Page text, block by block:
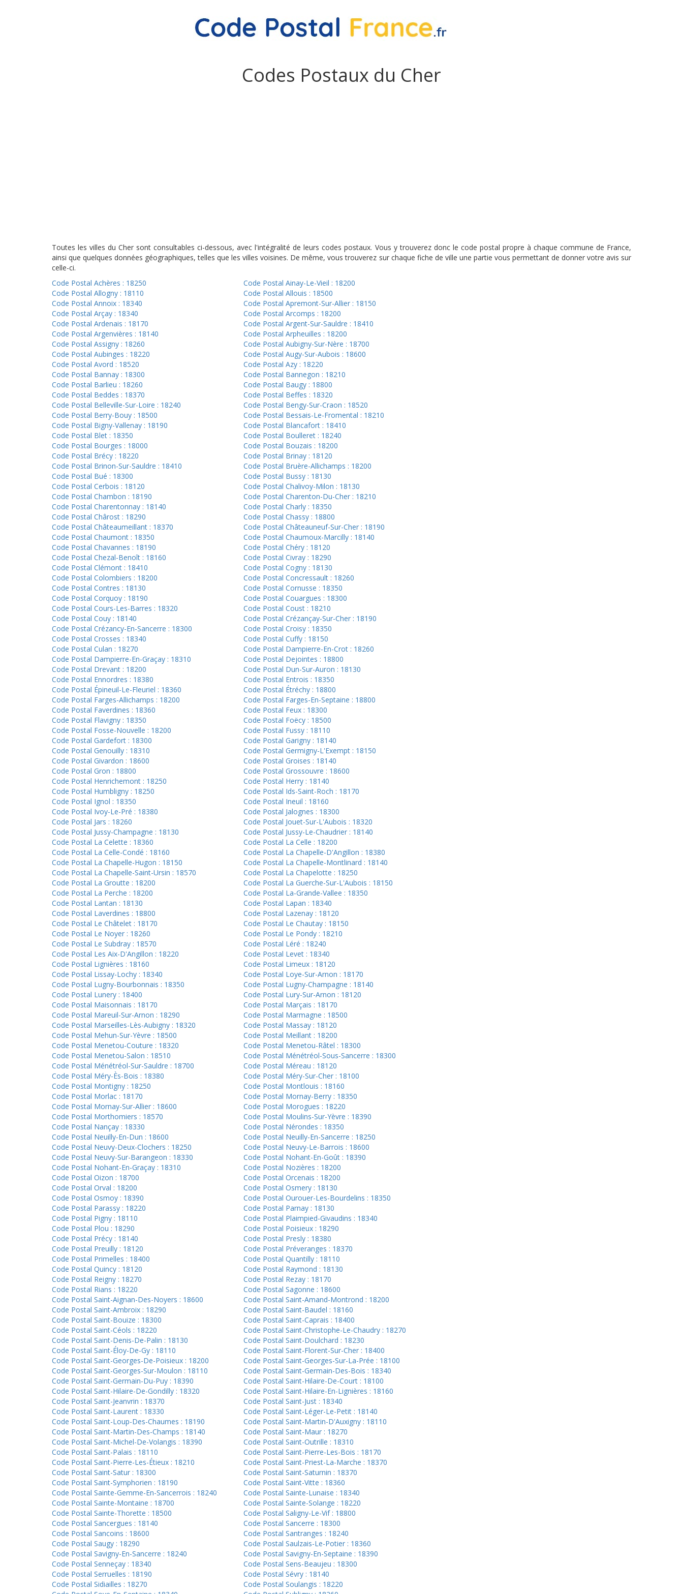
Codes Postaux du Cher
Toutes les villes du Cher sont consultables ci-dessous, avec l'intégralité de leurs codes postaux. Vous y trouverez donc le code postal propre à chaque commune de France,
ainsi que quelques données géographiques, telles que les villes voisines. De même, vous trouverez sur chaque fiche de ville une partie vous permettant de donner votre avis sur
celle-ci.
Code Postal Achères : 18250
Code Postal Ainay-Le-Vieil : 18200
Code Postal Allogny : 18110
Code Postal Allouis : 18500
Code Postal Annoix : 18340
Code Postal Apremont-Sur-Allier : 18150
Code Postal Arçay : 18340
Code Postal Arcomps : 18200
Code Postal Ardenais : 18170
Code Postal Argent-Sur-Sauldre : 18410
Code Postal Argenvières : 18140
Code Postal Arpheuilles : 18200
Code Postal Assigny : 18260
Code Postal Aubigny-Sur-Nère : 18700
Code Postal Aubinges : 18220
Code Postal Augy-Sur-Aubois : 18600
Code Postal Avord : 18520
Code Postal Azy : 18220
Code Postal Bannay : 18300
Code Postal Bannegon : 18210
Code Postal Barlieu : 18260
Code Postal Baugy : 18800
Code Postal Beddes : 18370
Code Postal Beffes : 18320
Code Postal Belleville-Sur-Loire : 18240
Code Postal Bengy-Sur-Craon : 18520
Code Postal Berry-Bouy : 18500
Code Postal Bessais-Le-Fromental : 18210
Code Postal Bigny-Vallenay : 18190
Code Postal Blancafort : 18410
Code Postal Blet : 18350
Code Postal Boulleret : 18240
Code Postal Bourges : 18000
Code Postal Bouzais : 18200
Code Postal Brécy : 18220
Code Postal Brinay : 18120
Code Postal Brinon-Sur-Sauldre : 18410
Code Postal Bruère-Allichamps : 18200
Code Postal Bué : 18300
Code Postal Bussy : 18130
Code Postal Cerbois : 18120
Code Postal Chalivoy-Milon : 18130
Code Postal Chambon : 18190
Code Postal Charenton-Du-Cher : 18210
Code Postal Charentonnay : 18140
Code Postal Charly : 18350
Code Postal Chârost : 18290
Code Postal Chassy : 18800
Code Postal Châteaumeillant : 18370
Code Postal Châteauneuf-Sur-Cher : 18190
Code Postal Chaumont : 18350
Code Postal Chaumoux-Marcilly : 18140
Code Postal Chavannes : 18190
Code Postal Chéry : 18120
Code Postal Chezal-Benoît : 18160
Code Postal Civray : 18290
Code Postal Clémont : 18410
Code Postal Cogny : 18130
Code Postal Colombiers : 18200
Code Postal Concressault : 18260
Code Postal Contres : 18130
Code Postal Cornusse : 18350
Code Postal Corquoy : 18190
Code Postal Couargues : 18300
Code Postal Cours-Les-Barres : 18320
Code Postal Coust : 18210
Code Postal Couy : 18140
Code Postal Crézançay-Sur-Cher : 18190
Code Postal Crézancy-En-Sancerre : 18300
Code Postal Croisy : 18350
Code Postal Crosses : 18340
Code Postal Cuffy : 18150
Code Postal Culan : 18270
Code Postal Dampierre-En-Crot : 18260
Code Postal Dampierre-En-Graçay : 18310
Code Postal Dejointes : 18800
Code Postal Drevant : 18200
Code Postal Dun-Sur-Auron : 18130
Code Postal Ennordres : 18380
Code Postal Entrois : 18350
Code Postal Épineuil-Le-Fleuriel : 18360
Code Postal Étréchy : 18800
Code Postal Farges-Allichamps : 18200
Code Postal Farges-En-Septaine : 18800
Code Postal Faverdines : 18360
Code Postal Feux : 18300
Code Postal Flavigny : 18350
Code Postal Foëcy : 18500
Code Postal Fosse-Nouvelle : 18200
Code Postal Fussy : 18110
Code Postal Gardefort : 18300
Code Postal Garigny : 18140
Code Postal Genouilly : 18310
Code Postal Germigny-L'Exempt : 18150
Code Postal Givardon : 18600
Code Postal Groises : 18140
Code Postal Gron : 18800
Code Postal Grossouvre : 18600
Code Postal Henrichemont : 18250
Code Postal Herry : 18140
Code Postal Humbligny : 18250
Code Postal Ids-Saint-Roch : 18170
Code Postal Ignol : 18350
Code Postal Ineuil : 18160
Code Postal Ivoy-Le-Pré : 18380
Code Postal Jalognes : 18300
Code Postal Jars : 18260
Code Postal Jouet-Sur-L'Aubois : 18320
Code Postal Jussy-Champagne : 18130
Code Postal Jussy-Le-Chaudrier : 18140
Code Postal La Celette : 18360
Code Postal La Celle : 18200
Code Postal La Celle-Condé : 18160
Code Postal La Chapelle-D'Angillon : 18380
Code Postal La Chapelle-Hugon : 18150
Code Postal La Chapelle-Montlinard : 18140
Code Postal La Chapelle-Saint-Ursin : 18570
Code Postal La Chapelotte : 18250
Code Postal La Groutte : 18200
Code Postal La Guerche-Sur-L'Aubois : 18150
Code Postal La Perche : 18200
Code Postal La-Grande-Vallee : 18350
Code Postal Lantan : 18130
Code Postal Lapan : 18340
Code Postal Laverdines : 18800
Code Postal Lazenay : 18120
Code Postal Le Châtelet : 18170
Code Postal Le Chautay : 18150
Code Postal Le Noyer : 18260
Code Postal Le Pondy : 18210
Code Postal Le Subdray : 18570
Code Postal Léré : 18240
Code Postal Les Aix-D'Angillon : 18220
Code Postal Levet : 18340
Code Postal Lignières : 18160
Code Postal Limeux : 18120
Code Postal Lissay-Lochy : 18340
Code Postal Loye-Sur-Arnon : 18170
Code Postal Lugny-Bourbonnais : 18350
Code Postal Lugny-Champagne : 18140
Code Postal Lunery : 18400
Code Postal Lury-Sur-Arnon : 18120
Code Postal Maisonnais : 18170
Code Postal Marçais : 18170
Code Postal Mareuil-Sur-Arnon : 18290
Code Postal Marmagne : 18500
Code Postal Marseilles-Lès-Aubigny : 18320
Code Postal Massay : 18120
Code Postal Mehun-Sur-Yèvre : 18500
Code Postal Meillant : 18200
Code Postal Menetou-Couture : 18320
Code Postal Menetou-Râtel : 18300
Code Postal Menetou-Salon : 18510
Code Postal Ménétréol-Sous-Sancerre : 18300
Code Postal Ménétréol-Sur-Sauldre : 18700
Code Postal Méreau : 18120
Code Postal Méry-Ès-Bois : 18380
Code Postal Méry-Sur-Cher : 18100
Code Postal Montigny : 18250
Code Postal Montlouis : 18160
Code Postal Morlac : 18170
Code Postal Mornay-Berry : 18350
Code Postal Mornay-Sur-Allier : 18600
Code Postal Morogues : 18220
Code Postal Morthomiers : 18570
Code Postal Moulins-Sur-Yèvre : 18390
Code Postal Nançay : 18330
Code Postal Nérondes : 18350
Code Postal Neuilly-En-Dun : 18600
Code Postal Neuilly-En-Sancerre : 18250
Code Postal Neuvy-Deux-Clochers : 18250
Code Postal Neuvy-Le-Barrois : 18600
Code Postal Neuvy-Sur-Barangeon : 18330
Code Postal Nohant-En-Goût : 18390
Code Postal Nohant-En-Graçay : 18310
Code Postal Nozières : 18200
Code Postal Oizon : 18700
Code Postal Orcenais : 18200
Code Postal Orval : 18200
Code Postal Osmery : 18130
Code Postal Osmoy : 18390
Code Postal Ourouer-Les-Bourdelins : 18350
Code Postal Parassy : 18220
Code Postal Parnay : 18130
Code Postal Pigny : 18110
Code Postal Plaimpied-Givaudins : 18340
Code Postal Plou : 18290
Code Postal Poisieux : 18290
Code Postal Précy : 18140
Code Postal Presly : 18380
Code Postal Preuilly : 18120
Code Postal Préveranges : 18370
Code Postal Primelles : 18400
Code Postal Quantilly : 18110
Code Postal Quincy : 18120
Code Postal Raymond : 18130
Code Postal Reigny : 18270
Code Postal Rezay : 18170
Code Postal Rians : 18220
Code Postal Sagonne : 18600
Code Postal Saint-Aignan-Des-Noyers : 18600
Code Postal Saint-Amand-Montrond : 18200
Code Postal Saint-Ambroix : 18290
Code Postal Saint-Baudel : 18160
Code Postal Saint-Bouize : 18300
Code Postal Saint-Caprais : 18400
Code Postal Saint-Céols : 18220
Code Postal Saint-Christophe-Le-Chaudry : 18270
Code Postal Saint-Denis-De-Palin : 18130
Code Postal Saint-Doulchard : 18230
Code Postal Saint-Éloy-De-Gy : 18110
Code Postal Saint-Florent-Sur-Cher : 18400
Code Postal Saint-Georges-De-Poisieux : 18200
Code Postal Saint-Georges-Sur-La-Prée : 18100
Code Postal Saint-Georges-Sur-Moulon : 18110
Code Postal Saint-Germain-Des-Bois : 18340
Code Postal Saint-Germain-Du-Puy : 18390
Code Postal Saint-Hilaire-De-Court : 18100
Code Postal Saint-Hilaire-De-Gondilly : 18320
Code Postal Saint-Hilaire-En-Lignières : 18160
Code Postal Saint-Jeanvrin : 18370
Code Postal Saint-Just : 18340
Code Postal Saint-Laurent : 18330
Code Postal Saint-Léger-Le-Petit : 18140
Code Postal Saint-Loup-Des-Chaumes : 18190
Code Postal Saint-Martin-D'Auxigny : 18110
Code Postal Saint-Martin-Des-Champs : 18140
Code Postal Saint-Maur : 18270
Code Postal Saint-Michel-De-Volangis : 18390
Code Postal Saint-Outrille : 18310
Code Postal Saint-Palais : 18110
Code Postal Saint-Pierre-Les-Bois : 18170
Code Postal Saint-Pierre-Les-Étieux : 18210
Code Postal Saint-Priest-La-Marche : 18370
Code Postal Saint-Satur : 18300
Code Postal Saint-Saturnin : 18370
Code Postal Saint-Symphorien : 18190
Code Postal Saint-Vitte : 18360
Code Postal Sainte-Gemme-En-Sancerrois : 18240
Code Postal Sainte-Lunaise : 18340
Code Postal Sainte-Montaine : 18700
Code Postal Sainte-Solange : 18220
Code Postal Sainte-Thorette : 18500
Code Postal Saligny-Le-Vif : 18800
Code Postal Sancergues : 18140
Code Postal Sancerre : 18300
Code Postal Sancoins : 18600
Code Postal Santranges : 18240
Code Postal Saugy : 18290
Code Postal Saulzais-Le-Potier : 18360
Code Postal Savigny-En-Sancerre : 18240
Code Postal Savigny-En-Septaine : 18390
Code Postal Senneçay : 18340
Code Postal Sens-Beaujeu : 18300
Code Postal Serruelles : 18190
Code Postal Sévry : 18140
Code Postal Sidiailles : 18270
Code Postal Soulangis : 18220